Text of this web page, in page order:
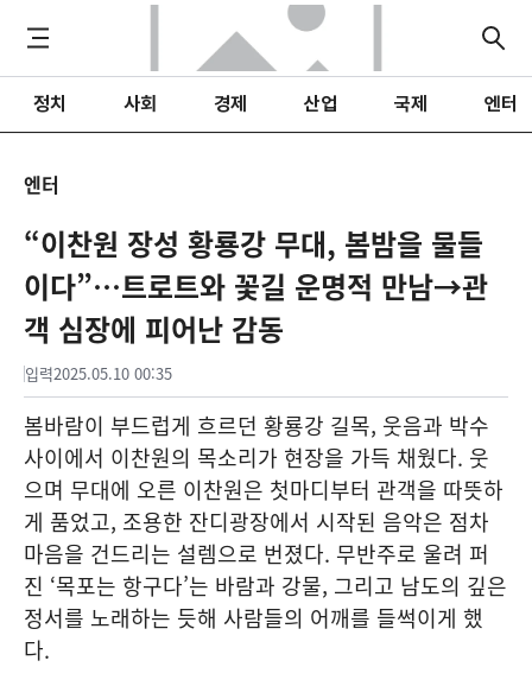
정치 사회 경제 산업 국제 엔터
엔터
“이찬원 장성 황룡강 무대, 봄밤을 물들
이다”…트로트와 꽃길 운명적 만남→관
객 심장에 피어난 감동
입력2025.05.10 00:35
봄바람이 부드럽게 흐르던 황룡강 길목, 웃음과 박수
사이에서 이찬원의 목소리가 현장을 가득 채웠다. 웃
으며 무대에 오른 이찬원은 첫마디부터 관객을 따뜻하
게 품었고, 조용한 잔디광장에서 시작된 음악은 점차
마음을 건드리는 설렘으로 번졌다. 무반주로 울려 퍼
진 ‘목포는 항구다’는 바람과 강물, 그리고 남도의 깊은
정서를 노래하는 듯해 사람들의 어깨를 들썩이게 했
다.